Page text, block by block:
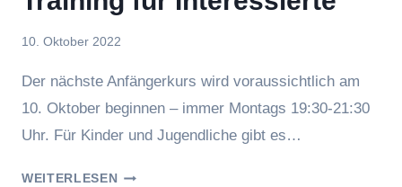
Von
Raufer
10. Oktober 2022
Der nächste Anfängerkurs wird voraussichtlich am
10. Oktober beginnen – immer Montags 19:30-21:30
Uhr. Für Kinder und Jugendliche gibt es…
WEITERLESENNEUER